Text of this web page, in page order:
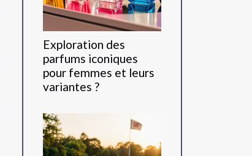
Exploration des
parfums iconiques
pour femmes et leurs
variantes ?